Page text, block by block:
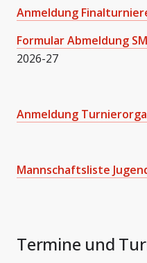
Anmeldung
Formular Abmeldung
2026-27
Anmeldung
Mannschaftsliste
Termine und